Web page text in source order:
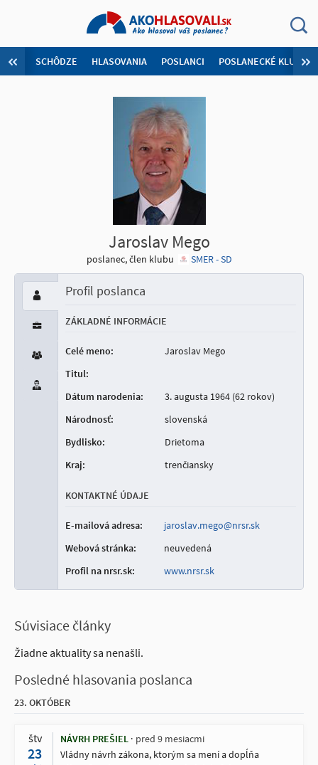
SCHÔDZE HLASOVANIA POSLANCI POSLANECKÉ KLUBY
Jaroslav Mego
poslanec, člen klubu SMER - SD
Profil poslanca
ZÁKLADNÉ INFORMÁCIE
Celé meno:
Jaroslav Mego
Titul:
Dátum narodenia:
3. augusta 1964 (62 rokov)
Národnosť:
slovenská
Bydlisko:
Drietoma
Kraj:
trenčiansky
KONTAKTNÉ ÚDAJE
E-mailová adresa:
jaroslav.mego@nrsr.sk
Webová stránka:
neuvedená
Profil na nrsr.sk:
www.nrsr.sk
Súvisiace články
Žiadne aktuality sa nenašli.
Posledné hlasovania poslanca
23. OKTÓBER
štv
23
NÁVRH PREŠIEL
pred 9 mesiacmi
Vládny návrh zákona, ktorým sa mení a dopĺňa